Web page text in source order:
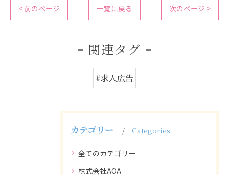
< 前のページ 一覧に戻る 次のページ >
関連タグ
#求人広告
カテゴリー Categories
全てのカテゴリー
株式会社AOA